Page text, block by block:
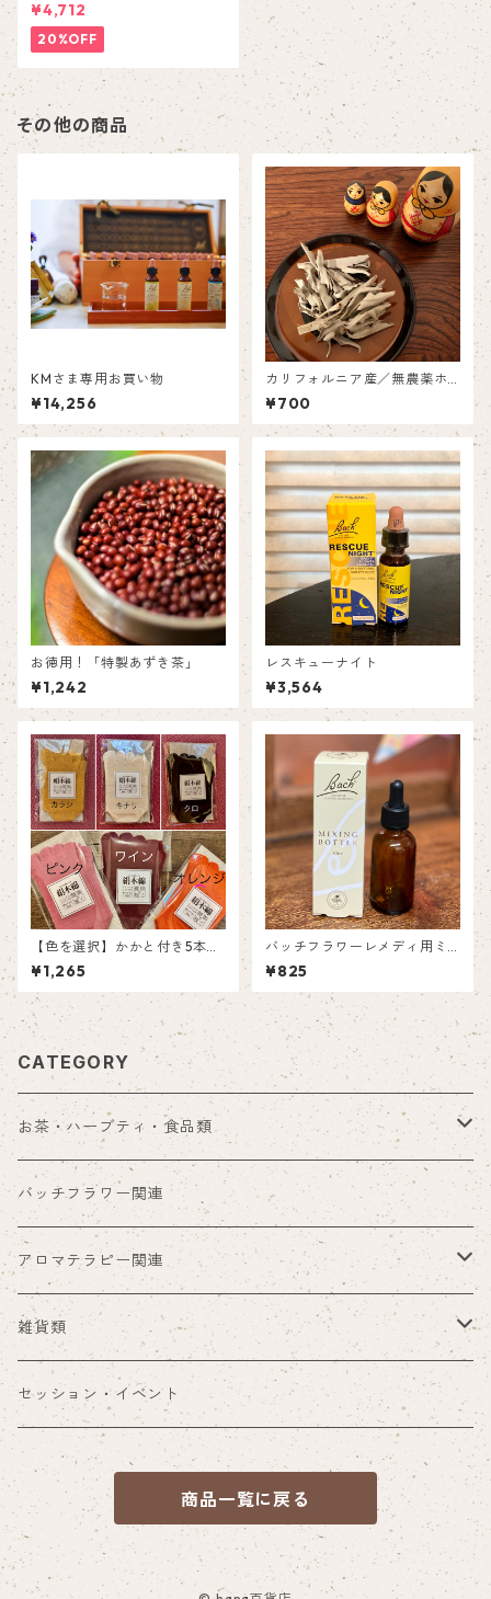
¥4,712
20%OFF
その他の商品
KMさま専用お買い物
¥14,256
カリフォルニア産／無農薬ホ
ワイトセージ枝付き
¥700
お徳用！「特製あずき茶」
¥1,242
レスキューナイト
¥3,564
【色を選択】かかと付き5本指
ソックス［絹木綿］
¥1,265
バッチフラワーレメディ用ミ
キシングボトル（トリートメ
ントボトル・箱付き）
¥825
CATEGORY
お茶・ハーブティ・食品類
hanaオリジナル商品
ハーブティー類
食品ほか
バッチフラワー関連
アロマテラピー関連
アロマ雑貨
ブレンド精油
雑貨類
その他雑貨
セッション・イベント
商品一覧に戻る